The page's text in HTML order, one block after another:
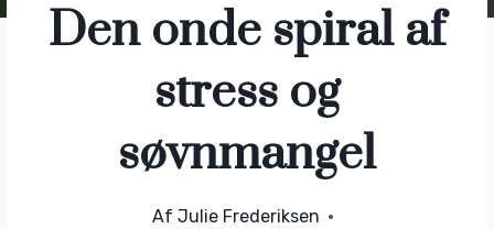
Den onde spiral af
stress og
søvnmangel
Af Julie Frederiksen